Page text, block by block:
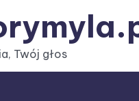
Twój głos